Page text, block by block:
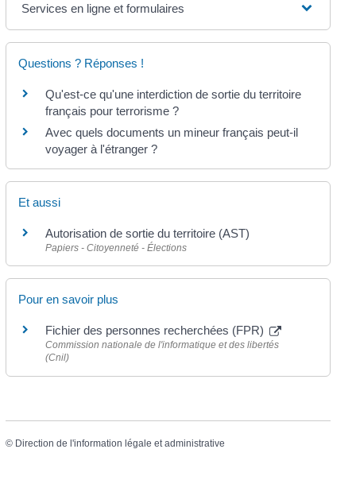
Services en ligne et formulaires
Questions ? Réponses !
Qu'est-ce qu'une interdiction de sortie du territoire
français pour terrorisme ?
Avec quels documents un mineur français peut-il
voyager à l'étranger ?
Et aussi
Autorisation de sortie du territoire (AST)
Papiers - Citoyenneté - Élections
Pour en savoir plus
Fichier des personnes recherchées (FPR)
Commission nationale de l'informatique et des libertés
(Cnil)
© Direction de l'information légale et administrative